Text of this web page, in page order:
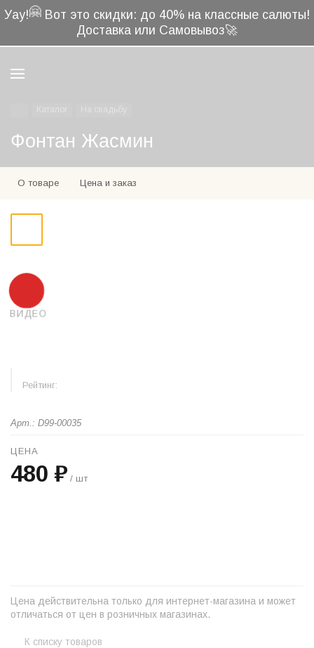
Уау!🤗 Вот это скидки: до 40% на классные салюты!
Доставка или Самовывоз🚀
Фонтан Жасмин
О товаре Цена и заказ
ВИДЕО
Рейтинг:
Арт.: D99-00035
ЦЕНА
480 ₽ / шт
Цена действительна только для интернет-магазина и может
отличаться от цен в розничных магазинах.
К списку товаров